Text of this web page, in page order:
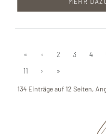
« ‹ 2 3 4
11
› »
134 Einträge auf 12 Seiten,